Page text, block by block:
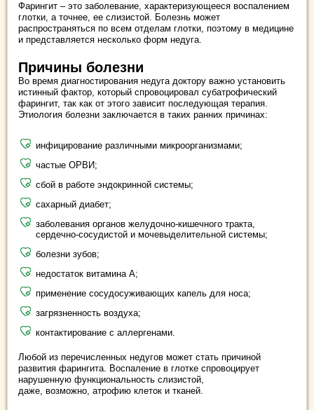
Фарингит – это заболевание, характеризующееся воспалением
глотки, а точнее, ее слизистой. Болезнь может
распространяться по всем отделам глотки, поэтому в медицине
и представляется несколько форм недуга.
Причины болезни
Во время диагностирования недуга доктору важно установить
истинный фактор, который спровоцировал субатрофический
фарингит, так как от этого зависит последующая терапия.
Этиология болезни заключается в таких ранних причинах:
инфицирование различными микроорганизмами;
частые ОРВИ;
сбой в работе эндокринной системы;
сахарный диабет;
заболевания органов желудочно-кишечного тракта,
сердечно-сосудистой и мочевыделительной системы;
болезни зубов;
недостаток витамина А;
применение сосудосуживающих капель для носа;
загрязненность воздуха;
контактирование с аллергенами.
Любой из перечисленных недугов может стать причиной
развития фарингита. Воспаление в глотке спровоцирует
нарушенную функциональность слизистой,
даже, возможно, атрофию клеток и тканей.